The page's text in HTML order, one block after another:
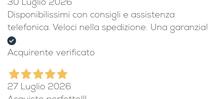
Acquirente verificato
30 Luglio 2026
Disponibilissimi con consigli e assistenza
Acquirente verificato